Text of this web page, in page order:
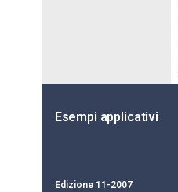
Esempi applicativi
Edizione 11-2007